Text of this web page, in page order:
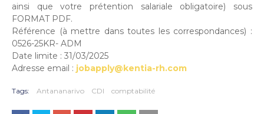
ainsi que votre prétention salariale obligatoire) sous
FORMAT PDF.
Référence (à mettre dans toutes les correspondances) :
0526-25KR- ADM
Date limite : 31/03/2025
Adresse email : jobapply@kentia-rh.com
Tags: Antananarivo CDI comptabilité